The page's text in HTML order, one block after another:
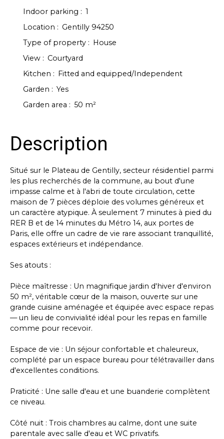
Indoor parking : 1
Location : Gentilly 94250
Type of property :
House
View : Courtyard
Kitchen :
Fitted and equipped/Independent
Garden : Yes
Garden area : 50 m²
Description
Situé sur le Plateau de Gentilly, secteur résidentiel parmi
les plus recherchés de la commune, au bout d'une
impasse calme et à l'abri de toute circulation, cette
maison de 7 pièces déploie des volumes généreux et
un caractère atypique. À seulement 7 minutes à pied du
RER B et de 14 minutes du Métro 14, aux portes de
Paris, elle offre un cadre de vie rare associant tranquillité,
espaces extérieurs et indépendance.
Ses atouts :
Pièce maîtresse : Un magnifique jardin d'hiver d'environ
50 m², véritable cœur de la maison, ouverte sur une
grande cuisine aménagée et équipée avec espace repas
— un lieu de convivialité idéal pour les repas en famille
comme pour recevoir.
Espace de vie : Un séjour confortable et chaleureux,
complété par un espace bureau pour télétravailler dans
d'excellentes conditions.
Praticité : Une salle d'eau et une buanderie complètent
ce niveau.
Côté nuit : Trois chambres au calme, dont une suite
parentale avec salle d'eau et WC privatifs.